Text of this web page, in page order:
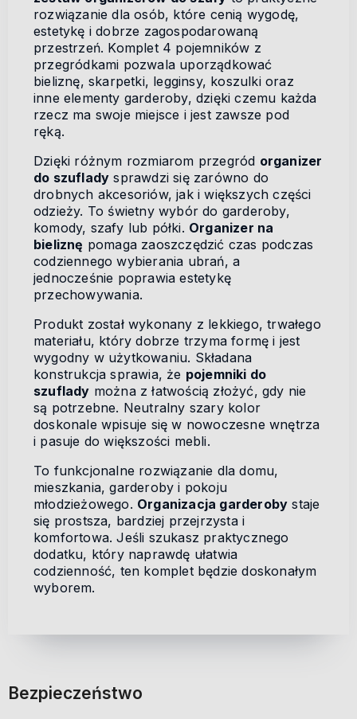
rozwiązanie dla osób, które cenią wygodę,
estetykę i dobrze zagospodarowaną
przestrzeń. Komplet 4 pojemników z
przegródkami pozwala uporządkować
bieliznę, skarpetki, legginsy, koszulki oraz
inne elementy garderoby, dzięki czemu każda
rzecz ma swoje miejsce i jest zawsze pod
ręką.
Dzięki różnym rozmiarom przegród organizer
do szuflady sprawdzi się zarówno do
drobnych akcesoriów, jak i większych części
odzieży. To świetny wybór do garderoby,
komody, szafy lub półki. Organizer na
bieliznę pomaga zaoszczędzić czas podczas
codziennego wybierania ubrań, a
jednocześnie poprawia estetykę
przechowywania.
Produkt został wykonany z lekkiego, trwałego
materiału, który dobrze trzyma formę i jest
wygodny w użytkowaniu. Składana
konstrukcja sprawia, że pojemniki do
szuflady można z łatwością złożyć, gdy nie
są potrzebne. Neutralny szary kolor
doskonale wpisuje się w nowoczesne wnętrza
i pasuje do większości mebli.
To funkcjonalne rozwiązanie dla domu,
mieszkania, garderoby i pokoju
młodzieżowego. Organizacja garderoby staje
się prostsza, bardziej przejrzysta i
komfortowa. Jeśli szukasz praktycznego
dodatku, który naprawdę ułatwia
codzienność, ten komplet będzie doskonałym
wyborem.
Bezpieczeństwo